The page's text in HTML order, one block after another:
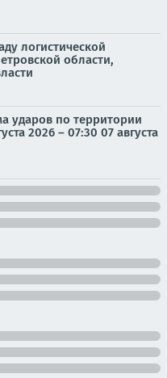
логистической
области,
ударов по территории
2026 – 07:30 07 августа